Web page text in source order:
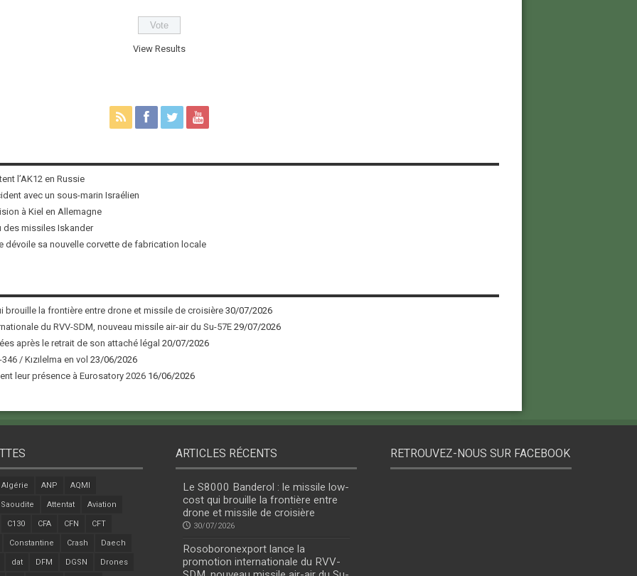
View Results
l’AK12 en Russie
avec un sous-marin Israélien
à Kiel en Allemagne
des missiles Iskander
dévoile sa nouvelle corvette de fabrication locale
brouille la frontière entre drone et missile de croisière 30/07/2026
du RVV-SDM, nouveau missile air-air du Su-57E 29/07/2026
après le retrait de son attaché légal 20/07/2026
/ Kızılelma en vol 23/06/2026
leur présence à Eurosatory 2026 16/06/2026
Algérie ANP AQMI
Attentat Aviation
C130 CFA CFN CFT
Constantine Crash Daech
dat DFM DGSN Drones
ARTICLES RÉCENTS
Le S8000 Banderol : le missile low-
cost qui brouille la frontière entre
drone et missile de croisière
30/07/2026
Rosoboronexport lance la
promotion internationale du RVV-
RETROUVEZ-NOUS SUR FACEBOOK